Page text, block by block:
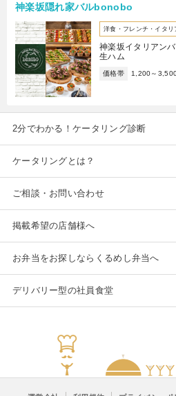
神楽坂隠れ家バルbonobo
洋食・フレンチ・イタリ
神楽坂イタリアン
生ハム
価格帯 1,200～
2分でわかる！ケータリング診断
ケータリングとは？
ご相談・お問い合わせ
掲載希望の店舗様へ
お弁当をお探しならくるめし弁当へ
デリバリー型の社員食堂